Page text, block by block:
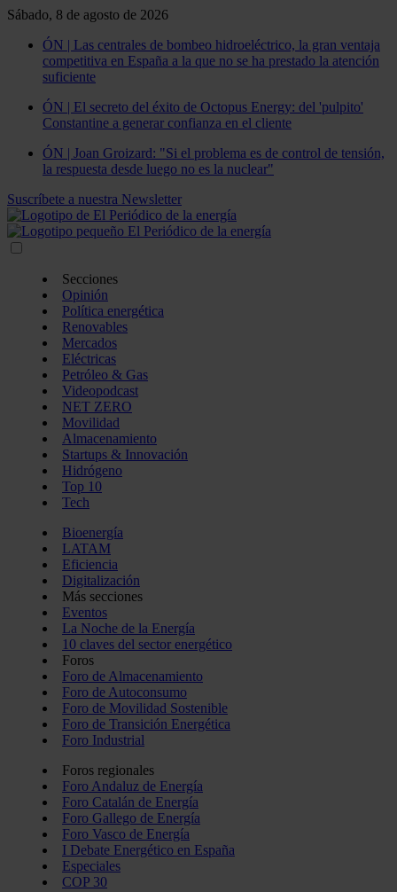
Sábado, 8 de agosto de 2026
ÓN | Las centrales de bombeo hidroeléctrico, la gran ventaja
competitiva en España a la que no se ha prestado la atención
suficiente
ÓN | El secreto del éxito de Octopus Energy: del 'pulpito'
Constantine a generar confianza en el cliente
ÓN | Joan Groizard: "Si el problema es de control de tensión,
la respuesta desde luego no es la nuclear"
Suscríbete a nuestra Newsletter
Secciones
Opinión
Política energética
Renovables
Mercados
Eléctricas
Petróleo & Gas
Videopodcast
NET ZERO
Movilidad
Almacenamiento
Startups & Innovación
Hidrógeno
Top 10
Tech
Bioenergía
LATAM
Eficiencia
Digitalización
Más secciones
Eventos
La Noche de la Energía
10 claves del sector energético
Foros
Foro de Almacenamiento
Foro de Autoconsumo
Foro de Movilidad Sostenible
Foro de Transición Energética
Foro Industrial
Foros regionales
Foro Andaluz de Energía
Foro Catalán de Energía
Foro Gallego de Energía
Foro Vasco de Energía
I Debate Energético en España
Especiales
COP 30